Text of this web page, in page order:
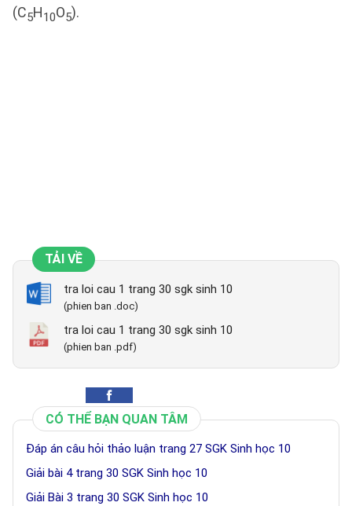
(C5H10O5).
TẢI VỀ
tra loi cau 1 trang 30 sgk sinh 10
(phien ban .doc)
tra loi cau 1 trang 30 sgk sinh 10
(phien ban .pdf)
CÓ THỂ BẠN QUAN TÂM
Đáp án câu hỏi thảo luận trang 27 SGK Sinh học 10
Giải bài 4 trang 30 SGK Sinh học 10
Giải Bài 3 trang 30 SGK Sinh học 10